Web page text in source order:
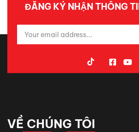
ĐĂNG KÝ NHẬN THÔNG
VỀ CHÚNG TÔI